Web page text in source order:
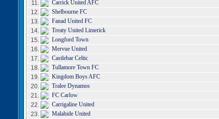
11.
Carrick United AFC
12.
Shelbourne FC
13.
Fanad United FC
14.
Treaty United Limerick
15.
Longford Town
16.
Mervue United
17.
Castlebar Celtic
18.
Tullamore Town FC
19.
Kingdom Boys AFC
20.
Tralee Dynamos
21.
FC Carlow
22.
Carrigaline United
23.
Malahide United